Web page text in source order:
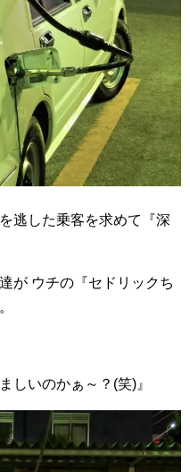
逃した乗客を求めて『深
が ウチの『セドリックち
しいのかぁ～？(笑)』